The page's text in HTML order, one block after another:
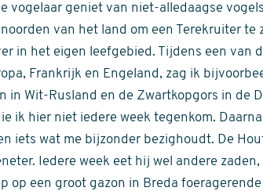
vogelaar geniet van niet-alledaagse
van het land om een Terekruiter te
in het eigen leefgebied. Tijdens een van
Frankrijk en Engeland, zag ik
in Wit-Rusland en de Zwartkopgors in de
ik hier niet iedere week tegenkom.
iets wat me bijzonder bezighoudt. De
Iedere week eet hij wel andere
op een groot gazon in Breda